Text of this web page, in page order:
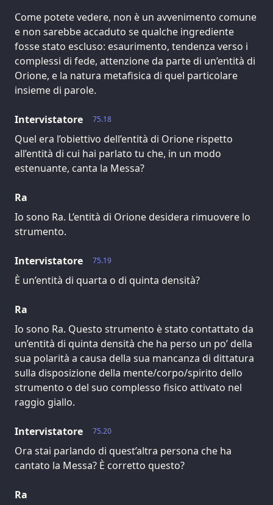
Come potete vedere, non è un avvenimento comune
e non sarebbe accaduto se qualche ingrediente
fosse stato escluso: esaurimento, tendenza verso i
complessi di fede, attenzione da parte di un’entità di
Orione, e la natura metafisica di quel particolare
insieme di parole.
75.18
Intervistatore
Quel era l’obiettivo dell’entità di Orione rispetto
all’entità di cui hai parlato tu che, in un modo
estenuante, canta la Messa?
Ra
Io sono Ra. L’entità di Orione desidera rimuovere lo
strumento.
75.19
Intervistatore
È un’entità di quarta o di quinta densità?
Ra
Io sono Ra. Questo strumento è stato contattato da
un’entità di quinta densità che ha perso un po’ della
sua polarità a causa della sua mancanza di dittatura
sulla disposizione della mente/corpo/spirito dello
strumento o del suo complesso fisico attivato nel
raggio giallo.
75.20
Intervistatore
Ora stai parlando di quest’altra persona che ha
cantato la Messa? È corretto questo?
Ra